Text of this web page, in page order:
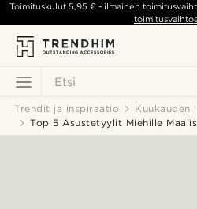
Etsi
Toimituskulut5,95 € - ilmainen
Trendit ja inspiraatio
Kuukauden
Top 5 Asustetyylit Miehille